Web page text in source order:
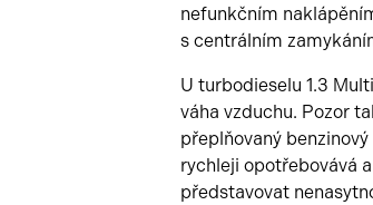
nefunkčním
s centrálním
U turbodieselu 1.3
váha vzduchu. Pozor
přeplňovaný
rychleji opotřebovává
představovat